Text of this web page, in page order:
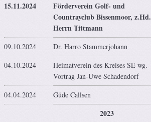
15.11.2024
Förderverein Golf- und
Countrayclub Bissenmoor, z.Hd.
Herrn Tittmann
09.10.2024 Dr. Harro Stammerjohann
04.10.2024
Heimatverein des Kreises SE wg.
Vortrag Jan-Uwe Schadendorf
04.04.2024 Güde Callsen
2023